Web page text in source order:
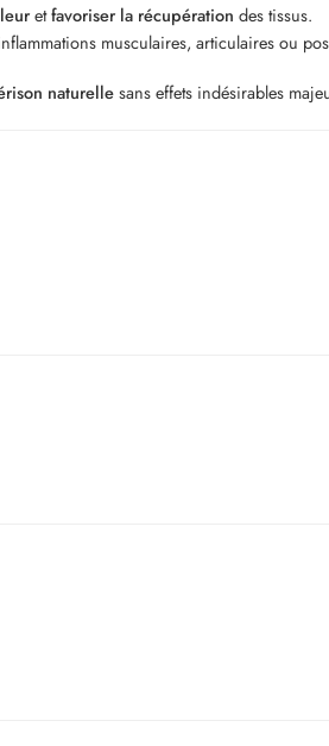
etfavoriser la récupération des tissus.
musculaires, articulaires ou
naturellesans effets indésirables